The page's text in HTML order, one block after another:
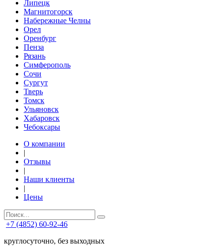
Липецк
Магнитогорск
Набережные Челны
Орел
Оренбург
Пенза
Рязань
Симферополь
Сочи
Сургут
Тверь
Томск
Ульяновск
Хабаровск
Чебоксары
О компании
|
Отзывы
|
Наши клиенты
|
Цены
+7 (4852) 60-92-46
круглосуточно, без выходных